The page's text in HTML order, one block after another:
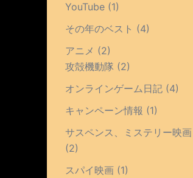
YouTube(1)
その年のベスト (4)
アニメ (2)
攻殻機動隊 (2)
オンラインゲーム日記(4)
キャンペーン情報 (1)
サスペンス、ミステリー映画
(2)
スパイ映画(1)